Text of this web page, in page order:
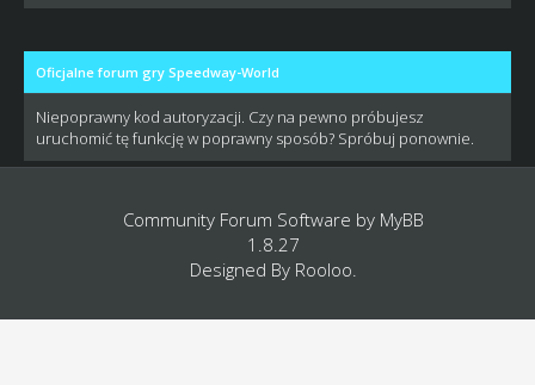
Oficjalne forum gry Speedway-World
Niepoprawny kod autoryzacji. Czy na pewno próbujesz
uruchomić tę funkcję w poprawny sposób? Spróbuj ponownie.
Community Forum Software by MyBB
1.8.27
Designed By Rooloo.